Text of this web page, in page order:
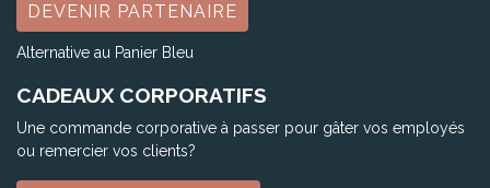
DEVENIR PARTENAIRE
Alternative au Panier Bleu
CADEAUX CORPORATIFS
Une commande corporative à passer pour gâter vos employés
ou remercier vos clients?